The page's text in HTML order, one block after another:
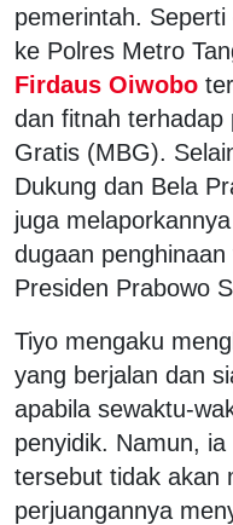
pemerintah.
ke Polres Metro
Firdaus Oiwobo
dan fitnah terhadap
Gratis (MBG).
Dukung dan Bela
juga
dugaan
Presiden Prabowo
Tiyo mengaku
yang berjalan dan
apabila sewaktu-
penyidik. Namun,
tersebut tidak akan
perjuangannya